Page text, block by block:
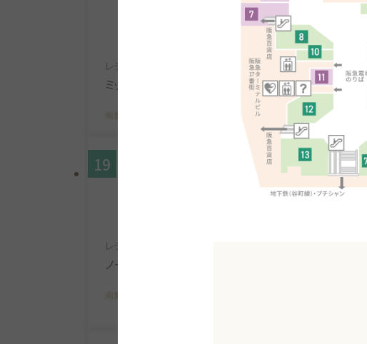
レディス
ミッシュマッシュ
南館B1F
アクセサリー
ハートダンス
南館B1F MAP
19
レディス
ノーリーズソフィー
南館B1F
20